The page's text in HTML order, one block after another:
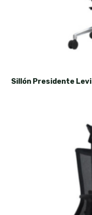
Sillón Presidente Levi